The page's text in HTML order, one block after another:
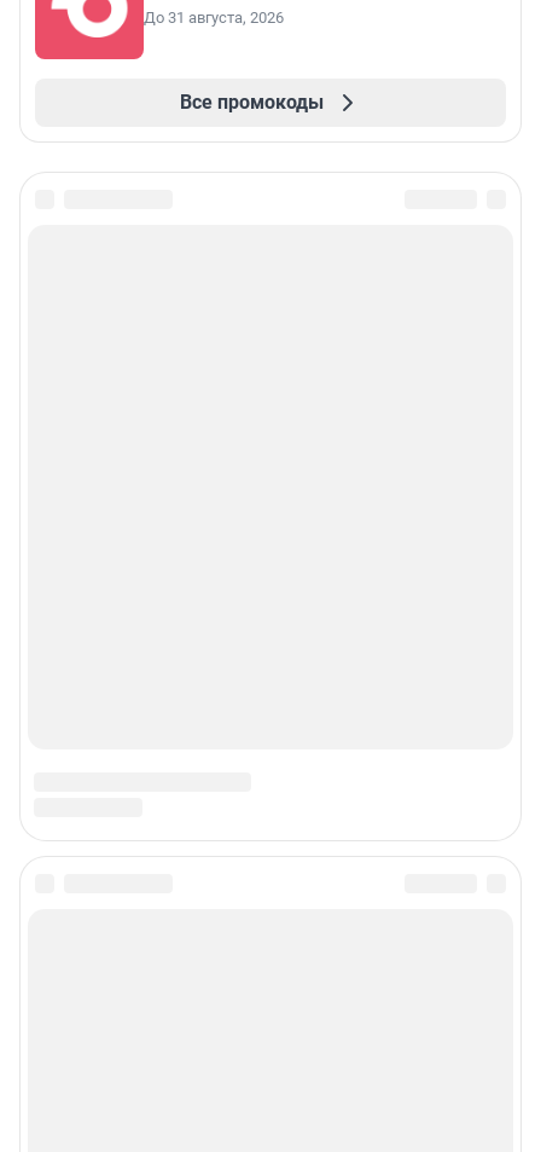
До 31 августа, 2026
Все промокоды